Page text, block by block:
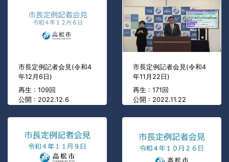
市長定例記者会見(令和4
年12月6日)
再生 : 109回
公開 : 2022.12.6
市長定例記者会見(令和4
年11月22日)
再生 : 171回
公開 : 2022.11.22